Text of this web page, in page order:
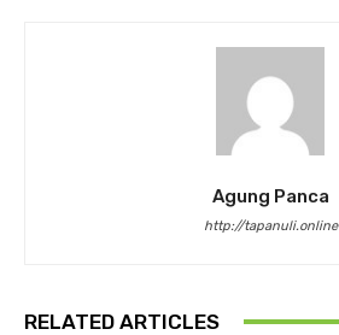
Agung Panca
http://tapanuli.online
RELATED ARTICLES